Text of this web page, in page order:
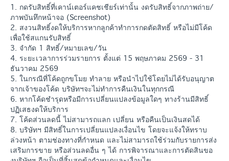
1. กดรับสิทธิ์ที่เคาน์เตอร์แคชเชียร์เท่านั้น งดรับสิทธิ์จากภาพถ่าย/
ภาพบันทึกหน้าจอ (Screenshot)
2. สงวนสิทธิ์งดให้บริการหากลูกค้าทำการกดตัดสิทธิ์ หรือไม่มีโค้ด
เพื่อใช้สแกนรับสิทธิ์
3. จำกัด 1 สิทธิ์/หมายเลข/วัน
4. ระยะเวลาการร่วมรายการ ตั้งแต่ 15 พฤษภาคม 2569 - 31
ธันวาคม 2569
5. ในกรณีที่โค้ดถูกขโมย ทำลาย หรือนำไปใช้โดยไม่ได้รับอนุญาต
จากเจ้าของโค้ด บริษัทฯจะไม่ทำการคืนเงินในทุกกรณี
6. หากโค้ดชำรุดหรือมีการเปลี่ยนแปลงข้อมูลใดๆ ทางร้านมีสิทธิ์
ปฏิเสธงดให้บริการ
7. โค้ดส่วนลดนี้ ไม่สามารถแลก เปลี่ยน หรือคืนเป็นเงินสดได้
8. บริษัทฯ มีสิทธิ์ในการเปลี่ยนแปลงเงื่อนไข โดยจะแจ้งให้ทราบ
ล่วงหน้า ตามช่องทางที่กำหนด และไม่สามารถใช้ร่วมกับรายการส่ง
เสริมการขาย หรือส่วนลดอื่น ๆ ได้ การพิจารณาและการตัดสินขอ